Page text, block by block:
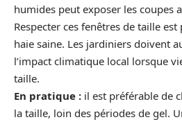
humides peut exposer les coupes
Respecter ces fenêtres de taille
haie saine. Les jardiniers doivent
l’impact climatique local lorsque
taille.
En pratique : il est préférable de
la taille, loin des périodes de gel.